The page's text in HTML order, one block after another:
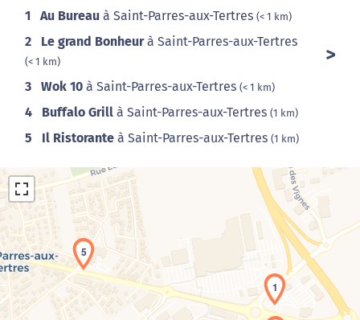
1 Au Bureau à Saint-Parres-aux-Tertres (< 1 km)
2 Le grand Bonheurà Saint-Parres-aux-Tertres
(< 1 km)
3 Wok 10 à Saint-Parres-aux-Tertres (< 1 km)
4 Buffalo Grill à Saint-Parres-aux-Tertres (1 km)
5 Il Ristorante à Saint-Parres-aux-Tertres (1 km)
Chargement de la carte en cours...
1
5